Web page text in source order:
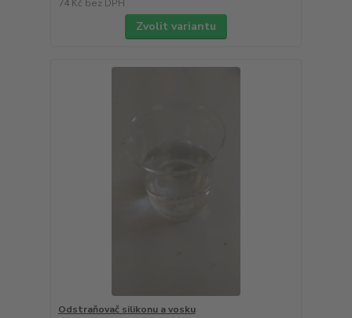
74 Kč bez DPH
Zvolit variantu
Odstraňovač silikonu a vosku